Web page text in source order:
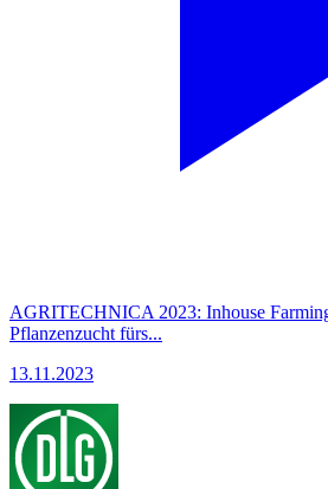
AGRITECHNICA 2023: Inhouse
Pflanzenzucht fürs...
13.11.2023